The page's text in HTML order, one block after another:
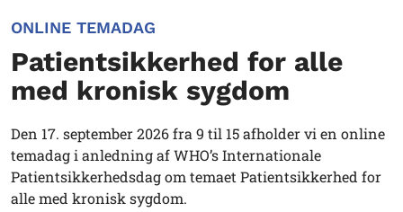
ONLINE TEMADAG
Patientsikkerhed for alle
med kronisk sygdom
Den 17. september 2026 fra 9 til 15 afholder vi en online
temadag i anledning af WHO’s Internationale
Patientsikkerhedsdag om temaet Patientsikkerhed for
alle med kronisk sygdom.